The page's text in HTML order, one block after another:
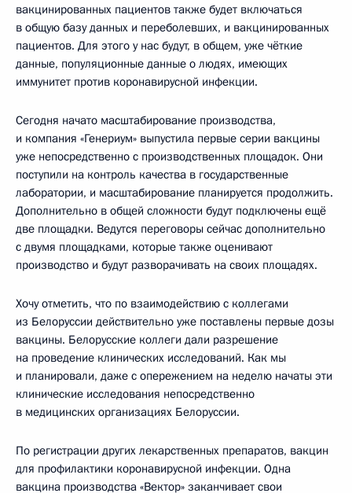
вакцинированных пациентов также будет включаться
в общую базу данных и переболевших, и вакцинированных
пациентов. Для этого у нас будут, в общем, уже чёткие
данные, популяционные данные о людях, имеющих
иммунитет против коронавирусной инфекции.
Сегодня начато масштабирование производства,
и компания «Генериум» выпустила первые серии вакцины
уже непосредственно с производственных площадок. Они
поступили на контроль качества в государственные
лаборатории, и масштабирование планируется продолжить.
Дополнительно в общей сложности будут подключены ещё
две площадки. Ведутся переговоры сейчас дополнительно
с двумя площадками, которые также оценивают
производство и будут разворачивать на своих площадях.
Хочу отметить, что по взаимодействию с коллегами
из Белоруссии действительно уже поставлены первые дозы
вакцины. Белорусские коллеги дали разрешение
на проведение клинических исследований. Как мы
и планировали, даже с опережением на неделю начаты эти
клинические исследования непосредственно
в медицинских организациях Белоруссии.
По регистрации других лекарственных препаратов, вакцин
для профилактики коронавирусной инфекции. Одна
вакцина производства «Вектор» заканчивает свои